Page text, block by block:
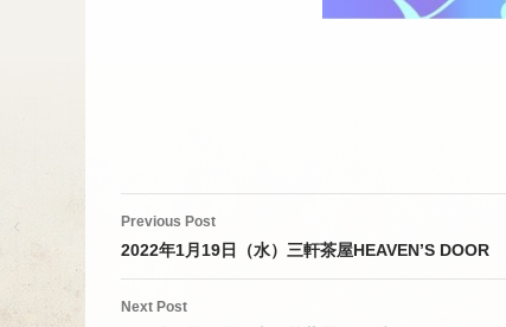
Post
navigation
Previous Post
2022年1月19日（水）三軒茶屋HEAVEN’S DOOR
Next Post